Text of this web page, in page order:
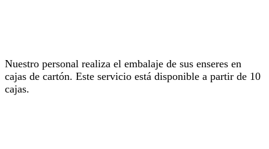
Nuestro personal realiza el embalaje de sus enseres en
cajas de cartón. Este servicio está disponible a partir de 10
cajas.